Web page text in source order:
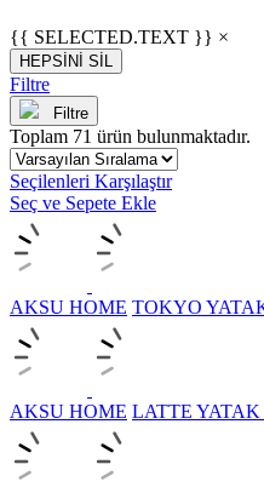
{{ SELECTED.TEXT }} ×
HEPSİNİ SİL
Filtre
Filtre
Toplam 71 ürün bulunmaktadır.
Seçilenleri Karşılaştır
Seç ve Sepete Ekle
AKSU HOME TOKYO
AKSU HOME LATTE